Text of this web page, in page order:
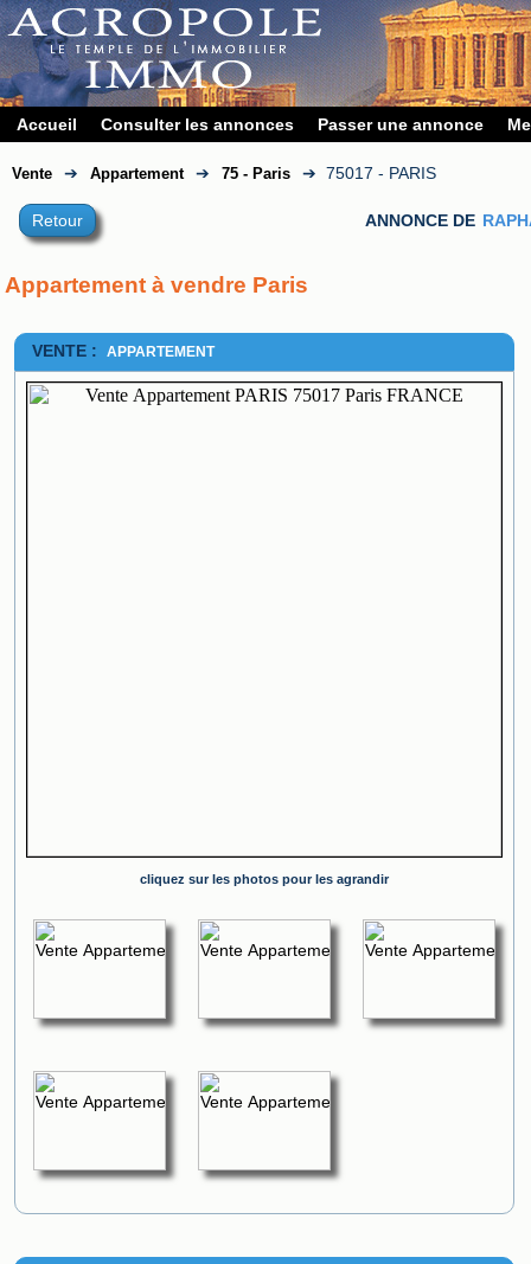
Accueil Consulter les annonces Passer une annonce
Vente ➔ Appartement ➔ 75 - Paris ➔ 75017 - PARIS
Retour ANNONCE DE
Appartement à vendre Paris
VENTE : APPARTEMENT
cliquez sur les photos pour les agrandir